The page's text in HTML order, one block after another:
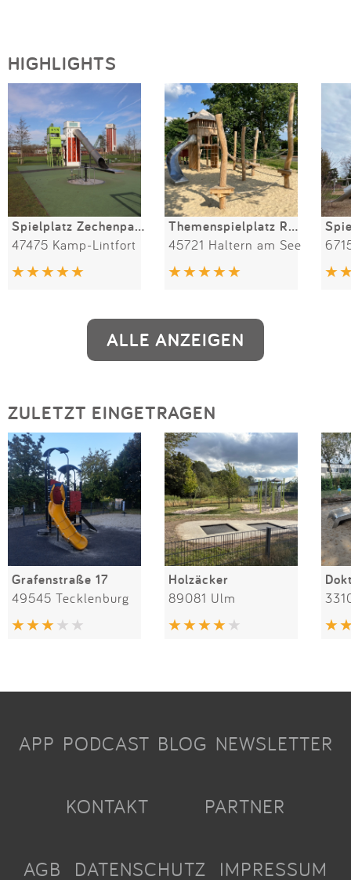
HIGHLIGHTS
Spielplatz Zechenpark
47475 Kamp-Lintfort
Themenspielplatz Römerstraße
45721 Haltern am See
ALLE ANZEIGEN
ZULETZT EINGETRAGEN
Grafenstraße 17
49545 Tecklenburg
Holzäcker
89081 Ulm
APP PODCAST BLOG NEWSLETTER
KONTAKT PARTNER
AGB DATENSCHUTZ IMPRESSUM